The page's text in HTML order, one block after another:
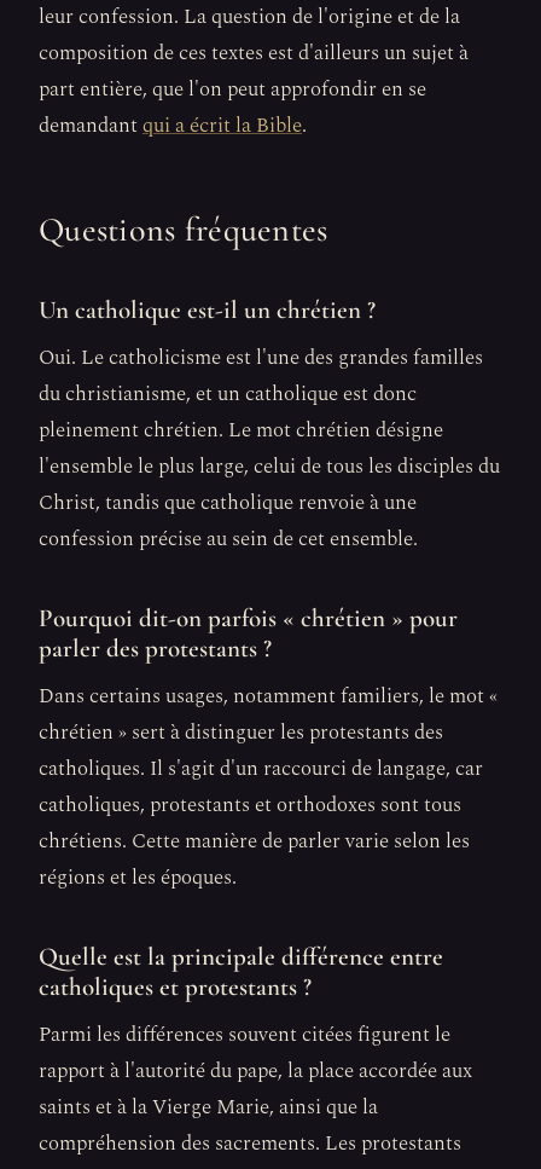
leur confession. La question de l'origine et de la
composition de ces textes est d'ailleurs un sujet à
part entière, que l'on peut approfondir en se
demandantqui a écrit la Bible.
Questions fréquentes
Un catholique est-il un chrétien ?
Oui. Le catholicisme est l'une des grandes familles
du christianisme, et un catholique est donc
pleinement chrétien. Le mot chrétien désigne
l'ensemble le plus large, celui de tous les disciples du
Christ, tandis que catholique renvoie à une
confession précise au sein de cet ensemble.
Pourquoi dit-on parfois « chrétien » pour
parler des protestants ?
Dans certains usages, notamment familiers, le mot «
chrétien » sert à distinguer les protestants des
catholiques. Il s'agit d'un raccourci de langage, car
catholiques, protestants et orthodoxes sont tous
chrétiens. Cette manière de parler varie selon les
régions et les époques.
Quelle est la principale différence entre
catholiques et protestants ?
Parmi les différences souvent citées figurent le
rapport à l'autorité du pape, la place accordée aux
saints et à la Vierge Marie, ainsi que la
compréhension des sacrements. Les protestants